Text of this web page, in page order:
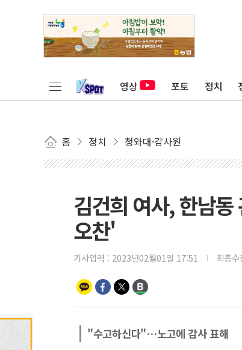
영상 포토 정치
홈 정치 청와대·감사원
김건희 여사, 한남
오찬'
기사입력 : 2023년02월01일 17:51 최종수
"수고하신다"…노고에 감사 표해